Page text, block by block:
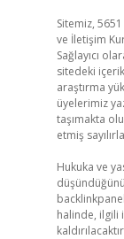
Sitemiz,
ve İletişim
Sağlayıcı
sitedeki
araştırma
üyelerimiz
taşımakta
etmiş
Hukuka ve
halinde, ilgili